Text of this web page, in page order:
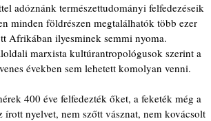
adóznánk természettudományi felfedezéseik
minden földrészen megtalálhatók több ezer
Afrikában ilyesminek semmi nyoma.
marxista kultúrantropológusok szerint a
években sem lehetett komolyan venni.
400 éve felfedezték őket, a feketék még a
nyelvet, nem szőtt vásznat, nem kovácsolt